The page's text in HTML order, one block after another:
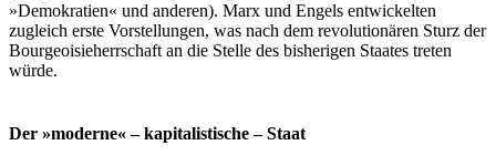
»Demokratien« und anderen). Marx und Engels entwickelten
zugleich erste Vorstellungen, was nach dem revolutionären Sturz der
Bourgeoisieherrschaft an die Stelle des bisherigen Staates treten
würde.
Der »moderne« – kapitalistische – Staat